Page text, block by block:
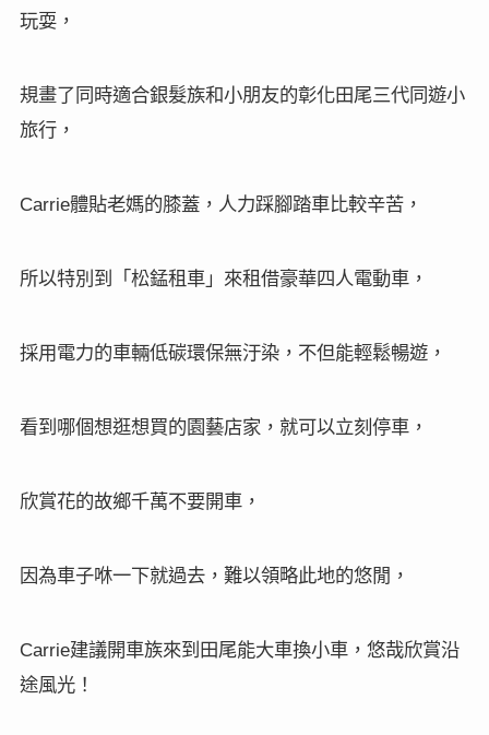
玩耍，
規畫了同時適合銀髮族和小朋友的彰化田尾三代同遊小
旅行，
Carrie體貼老媽的膝蓋，人力踩腳踏車比較辛苦，
所以特別到「松錳租車」來租借豪華四人電動車，
採用電力的車輛低碳環保無汙染，不但能輕鬆暢遊，
看到哪個想逛想買的園藝店家，就可以立刻停車，
欣賞花的故鄉千萬不要開車，
因為車子咻一下就過去，難以領略此地的悠閒，
Carrie建議開車族來到田尾能大車換小車，悠哉欣賞沿
途風光！